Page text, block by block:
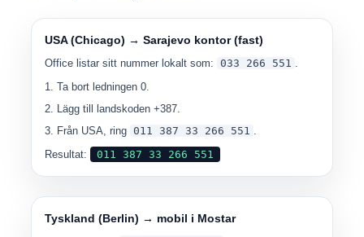
USA (Chicago) → Sarajevo kontor (fast)
Office listar sitt nummer lokalt som: 033 266 551 .
Ta bort ledningen0.
Lägg till landskoden+387.
Från USA, ring 011 387 33 266 551 .
Resultat:
011 387 33 266 551
Tyskland (Berlin) → mobil i Mostar